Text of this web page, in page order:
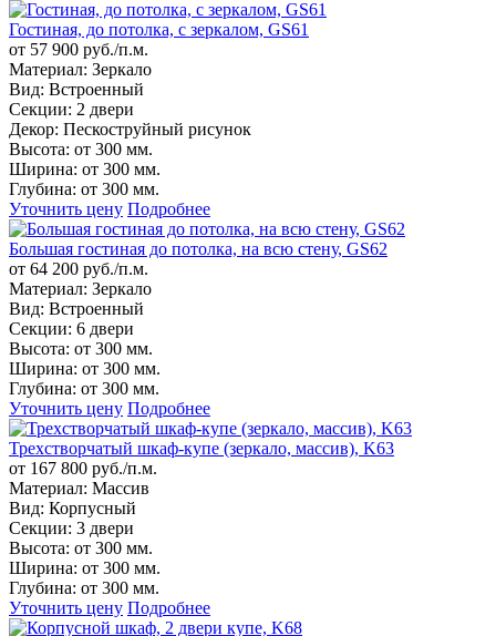
Гостиная, до потолка, с зеркалом, GS61
от 57 900 руб./п.м.
Материал: Зеркало
Вид: Встроенный
Секции: 2 двери
Декор: Пескоструйный рисунок
Высота: от 300 мм.
Ширина: от 300 мм.
Глубина: от 300 мм.
Уточнить цену Подробнее
Большая гостиная до потолка, на всю стену, GS62
от 64 200 руб./п.м.
Материал: Зеркало
Вид: Встроенный
Секции: 6 двери
Высота: от 300 мм.
Ширина: от 300 мм.
Глубина: от 300 мм.
Уточнить цену Подробнее
Трехстворчатый шкаф-купе (зеркало, массив), K63
от 167 800 руб./п.м.
Материал: Массив
Вид: Корпусный
Секции: 3 двери
Высота: от 300 мм.
Ширина: от 300 мм.
Глубина: от 300 мм.
Уточнить цену Подробнее